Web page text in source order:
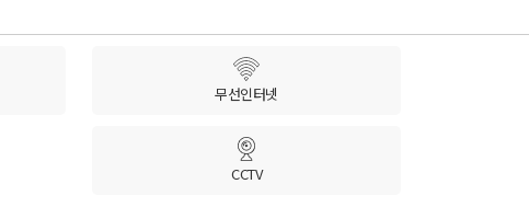
무선인터넷
CCTV